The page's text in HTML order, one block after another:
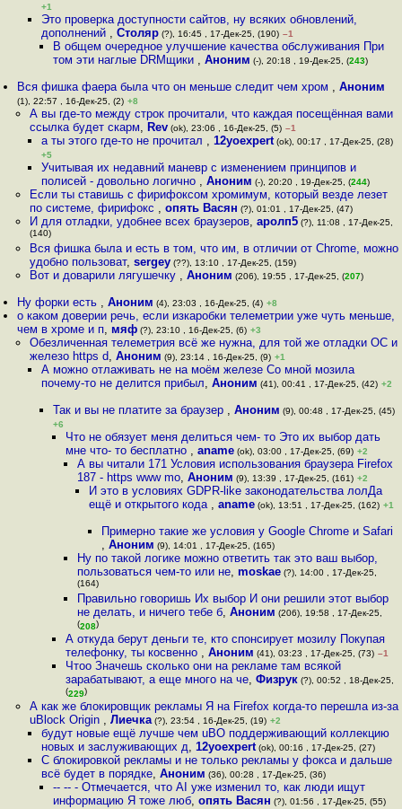
+1
Это проверка доступности сайтов, ну всяких обновлений,
дополнений , Столяр(?), 16:45 , 17-Дек-25, (190) –1
В общем очередное улучшение качества обслуживания При
том эти наглые DRMщики ,Аноним (-), 20:18 , 19-Дек-25, (243)
Вся фишка фаера была что он меньше следит чем хром ,Аноним
(1), 22:57 , 16-Дек-25, (2) +8
А вы где-то между строк прочитали, что каждая посещённая вами
ссылка будет скарм, Rev(ok), 23:06 , 16-Дек-25, (5) –1
а ты этого где-то не прочитал , 12yoexpert(ok), 00:17 , 17-Дек-25, (28)
+5
Учитывая их недавний маневр с изменением принципов и
полисей - довольно логично , Аноним (-), 20:20 , 19-Дек-25, (244)
Если ты ставишь с фирифоксом хромимум, который везде лезет
по системе, фирифокс , опять Васян (?), 01:01 , 17-Дек-25, (47)
И для отладки, удобнее всех браузеров, аролп5(?), 11:08 , 17-Дек-25,
(140)
Вся фишка была и есть в том, что им, в отличии от Chrome, можно
удобно пользоват, sergey(??), 13:10 , 17-Дек-25, (159)
Вот и доварили лягушечку , Аноним (206), 19:55 , 17-Дек-25, (207)
Ну форки есть ,Аноним (4), 23:03 , 16-Дек-25, (4) +8
о каком доверии речь, если изкаробки телеметрии уже чуть меньше,
чем в хроме и п, мяф (?), 23:10 , 16-Дек-25, (6) +3
Обезличенная телеметрия всё же нужна, для той же отладки ОС и
железо https d, Аноним (9), 23:14 , 16-Дек-25, (9) +1
А можно отлаживать не на моём железе Со мной мозила
почему-то не делится прибыл, Аноним (41), 00:41 , 17-Дек-25, (42) +2
Так и вы не платите за браузер ,Аноним (9), 00:48 , 17-Дек-25, (45)
+6
Что не обязует меня делиться чем- то Это их выбор дать
мне что- то бесплатно , aname(ok), 03:00 , 17-Дек-25, (69) +2
А вы читали 171 Условия использования браузера Firefox
187 - https www mo, Аноним (9), 13:39 , 17-Дек-25, (161) +2
И это в условиях GDPR-like законодательства лолДа
ещё и открытого кода ,aname (ok), 13:51 , 17-Дек-25, (162) +1
Примерно такие же условия у Google Chrome и Safari
, Аноним (9), 14:01 , 17-Дек-25, (165)
Ну по такой логике можно ответить так это ваш выбор,
пользоваться чем-то или не, moskae(?), 14:00 , 17-Дек-25,
(164)
Правильно говоришь Их выбор И они решили этот выбор
не делать, и ничего тебе б, Аноним (206), 19:58 , 17-Дек-25,
(208)
А откуда берут деньги те, кто спонсирует мозилу Покупая
телефонку, ты косвенно , Аноним (41), 03:23 , 17-Дек-25, (73) –1
Чтоо Значешь сколько они на рекламе там всякой
зарабатывают, а еще много на че, Физрук(?), 00:52 , 18-Дек-25,
(229)
А как же блокировщик рекламы Я на Firefox когда-то перешла из-за
uBlock Origin , Лиечка(?), 23:54 , 16-Дек-25, (19) +2
будут новые ещё лучше чем uBO поддерживающий коллекцию
новых и заслуживающих д, 12yoexpert(ok), 00:16 , 17-Дек-25, (27)
С блокировкой рекламы и не только рекламы у фокса и дальше
всё будет в порядке, Аноним (36), 00:28 , 17-Дек-25, (36)
-- -- - Отмечается, что AI уже изменил то, как люди ищут
информацию Я тоже люб,опять Васян (?), 01:56 , 17-Дек-25, (55)